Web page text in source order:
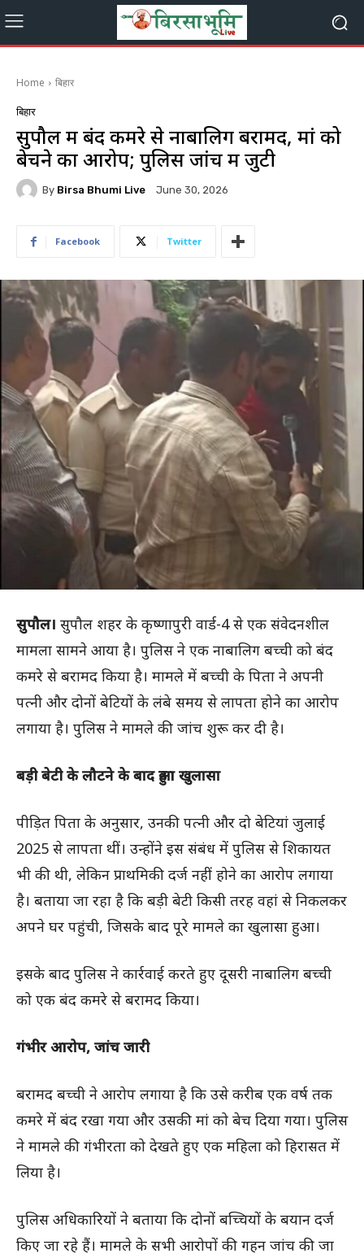
Home बिहार
बिहार
सुपौल में बंद कमरे से नाबालिग बरामद, मां को
बेचने का आरोप; पुलिस जांच में जुटी
By Birsa Bhumi Live June 30, 2026
Facebook Twitter
सुपौल। सुपौल शहर के कृष्णापुरी वार्ड-4 से एक संवेदनशील
मामला सामने आया है। पुलिस ने एक नाबालिग बच्ची को बंद
कमरे से बरामद किया है। मामले में बच्ची के पिता ने अपनी
पत्नी और दोनों बेटियों के लंबे समय से लापता होने का आरोप
लगाया है। पुलिस ने मामले की जांच शुरू कर दी है।
बड़ी बेटी के लौटने के बाद हुआ खुलासा
पीड़ित पिता के अनुसार, उनकी पत्नी और दो बेटियां जुलाई
2025 से लापता थीं। उन्होंने इस संबंध में पुलिस से शिकायत
भी की थी, लेकिन प्राथमिकी दर्ज नहीं होने का आरोप लगाया
है। बताया जा रहा है कि बड़ी बेटी किसी तरह वहां से निकलकर
अपने घर पहुंची, जिसके बाद पूरे मामले का खुलासा हुआ।
इसके बाद पुलिस ने कार्रवाई करते हुए दूसरी नाबालिग बच्ची
को एक बंद कमरे से बरामद किया।
गंभीर आरोप, जांच जारी
बरामद बच्ची ने आरोप लगाया है कि उसे करीब एक वर्ष तक
कमरे में बंद रखा गया और उसकी मां को बेच दिया गया। पुलिस
ने मामले की गंभीरता को देखते हुए एक महिला को हिरासत में
लिया है।
पुलिस अधिकारियों ने बताया कि दोनों बच्चियों के बयान दर्ज
किए जा रहे हैं। मामले के सभी आरोपों की गहन जांच की जा